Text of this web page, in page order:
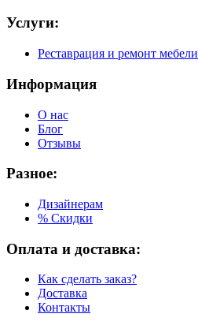
Услуги:
Реставрация и ремонт мебели
Информация
О нас
Блог
Отзывы
Разное:
Дизайнерам
% Скидки
Оплата и доставка:
Как сделать заказ?
Доставка
Контакты